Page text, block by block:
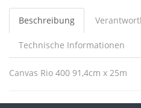
Beschreibung
Technische Informationen
Canvas Rio 400 91,4cm x 25m